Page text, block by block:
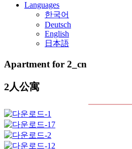
Languages
한국어
Deutsch
English
日本語
Apartment for 2_cn
2人公寓